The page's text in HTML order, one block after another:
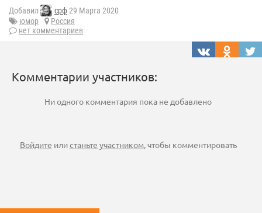
Добавил срф 29 Марта 2020
юмор
Россия
нет комментариев
Комментарии участников:
Ни одного комментария пока не добавлено
Войдите илистаньте участником , чтобы комментировать